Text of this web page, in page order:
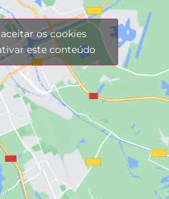
os cookies
este conteúdo